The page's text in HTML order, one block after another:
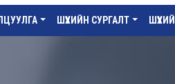
ШҮҮХИЙН СУРГАЛТ